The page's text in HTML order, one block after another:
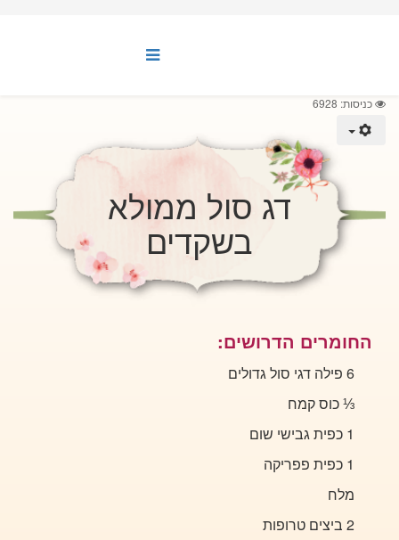
כניסות: 6928
דג סול ממולא
בשקדים
החומרים הדרושים:
6 פילה דגי סול גדולים
⅓כוס קמח
1 כפית גבישי שום
1 כפית פפריקה
מלח
2 ביצים טרופות